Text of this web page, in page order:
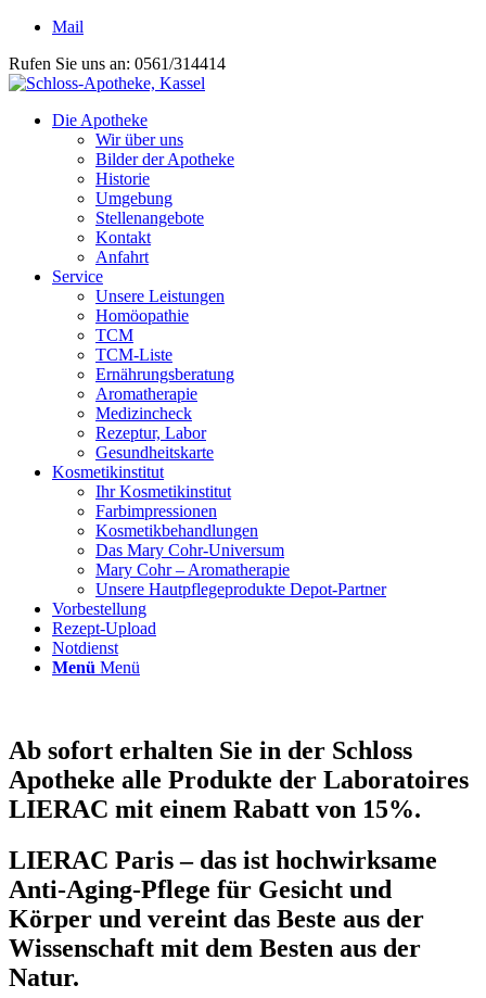
Mail
Rufen Sie uns an: 0561/314414
Die Apotheke
Wir über uns
Bilder der Apotheke
Historie
Umgebung
Stellenangebote
Kontakt
Anfahrt
Service
Unsere Leistungen
Homöopathie
TCM
TCM-Liste
Ernährungsberatung
Aromatherapie
Medizincheck
Rezeptur, Labor
Gesundheitskarte
Kosmetikinstitut
Ihr Kosmetikinstitut
Farbimpressionen
Kosmetikbehandlungen
Das Mary Cohr-Universum
Mary Cohr – Aromatherapie
Unsere Hautpflegeprodukte Depot-Partner
Vorbestellung
Rezept-Upload
Notdienst
Menü Menü
Ab sofort erhalten Sie in der Schloss
Apotheke alle Produkte der Laboratoires
LIERAC mit einem Rabatt von 15%.
LIERAC Paris – das ist hochwirksame
Anti-Aging-Pflege für Gesicht und
Körper und vereint das Beste aus der
Wissenschaft mit dem Besten aus der
Natur.